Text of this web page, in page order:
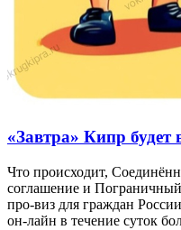
«Завтра» Кипр будет
Что происходит,
соглашение и
про-виз для граждан
он-лайн в течение суток